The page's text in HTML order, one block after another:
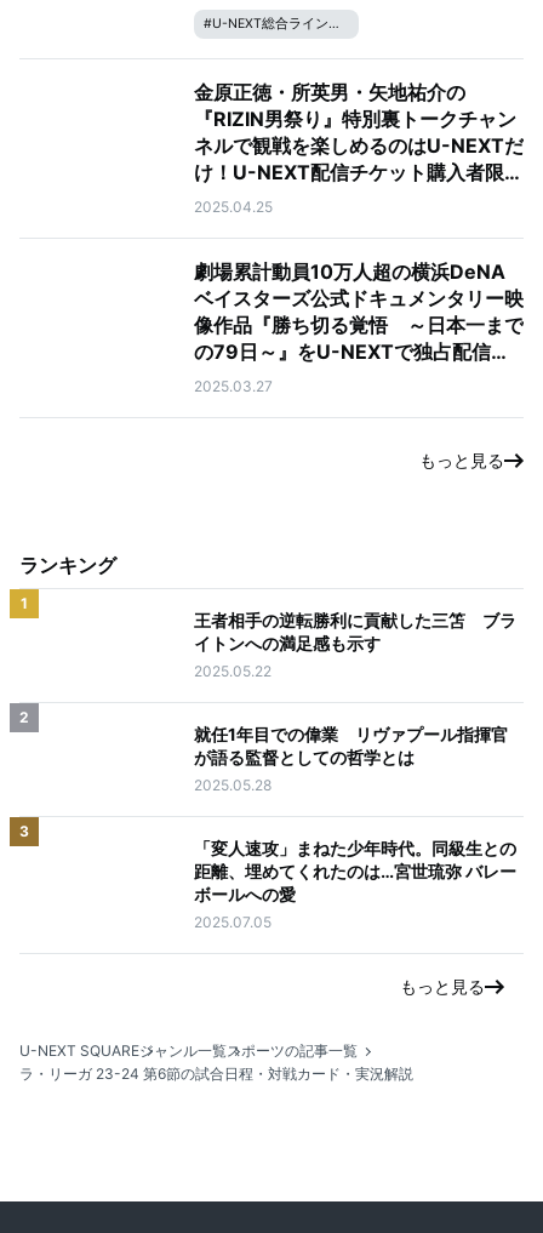
#U-NEXT総合ラインナップ
金原正徳・所英男・矢地祐介の
『RIZIN男祭り』特別裏トークチャン
ネルで観戦を楽しめるのはU-NEXTだ
け！U-NEXT配信チケット購入者限定
のプレゼントキャンペーンも実施中
2025.04.25
劇場累計動員10万人超の横浜DeNA
ベイスターズ公式ドキュメンタリー映
像作品『勝ち切る覚悟 ～日本一まで
の79日～』をU-NEXTで独占配信決
定
2025.03.27
もっと見る
ランキング
1
王者相手の逆転勝利に貢献した三笘 ブラ
イトンへの満足感も示す
2025.05.22
2
就任1年目での偉業 リヴァプール指揮官
が語る監督としての哲学とは
2025.05.28
3
「変人速攻」まねた少年時代。同級生との
距離、埋めてくれたのは…宮世琉弥 バレー
ボールへの愛
2025.07.05
もっと見る
U-NEXT SQUAREジャンル一覧スポーツの記事一覧
ラ・リーガ 23-24 第6節の試合日程・対戦カード・実況解説